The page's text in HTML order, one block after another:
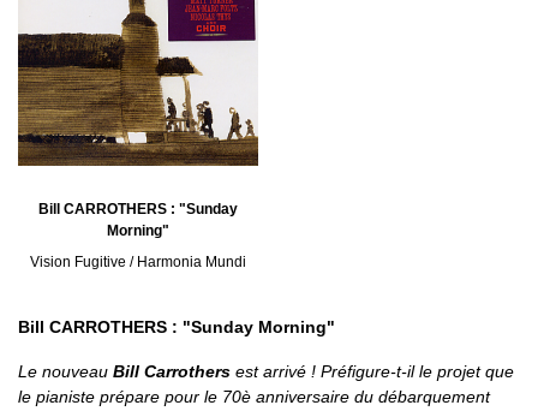
Bill CARROTHERS : "Sunday
Morning"
Vision Fugitive / Harmonia Mundi
Bill CARROTHERS : "Sunday Morning"
Le nouveau Bill Carrothers est arrivé ! Préfigure-t-il le projet que
le pianiste prépare pour le 70è anniversaire du débarquement